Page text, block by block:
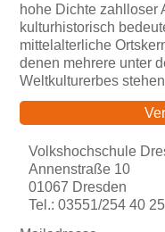
hohe Dichte zahlloser
kulturhistorisch
mittelalterliche
denen mehrere unter
Weltkulturerbes
Volkshochschule
Annenstraße 10
01067 Dresden
Tel.: 03551/254 40 25